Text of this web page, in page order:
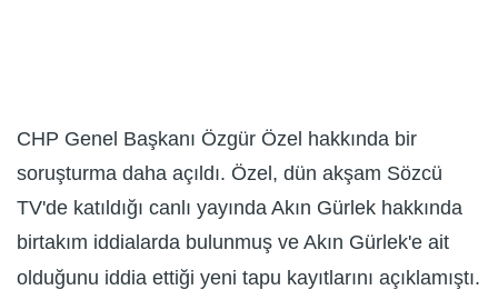
CHP Genel Başkanı Özgür Özel hakkında bir
soruşturma daha açıldı. Özel, dün akşam Sözcü
TV'de katıldığı canlı yayında Akın Gürlek hakkında
birtakım iddialarda bulunmuş ve Akın Gürlek'e ait
olduğunu iddia ettiği yeni tapu kayıtlarını açıklamıştı.